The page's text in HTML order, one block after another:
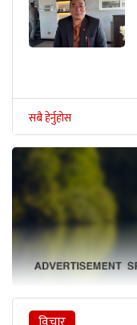
सबै हेर्नुहोस